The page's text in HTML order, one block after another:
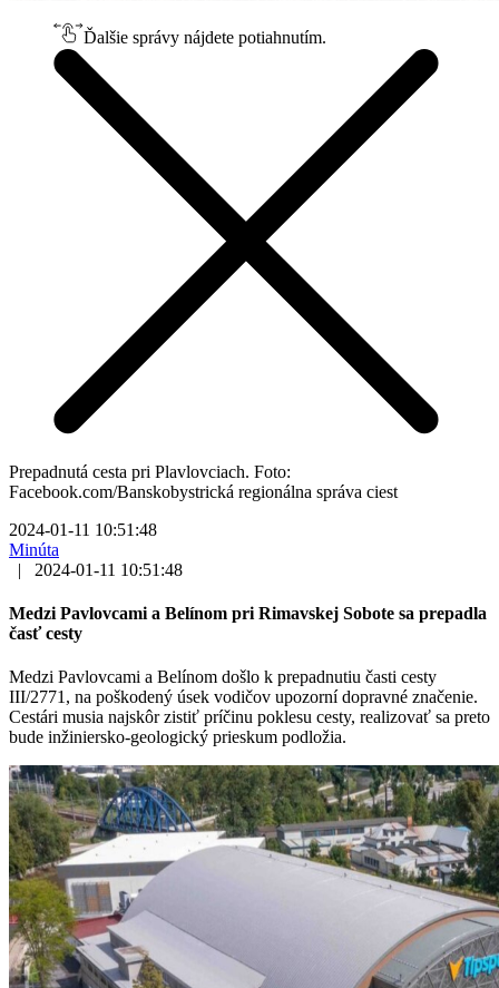
Ďalšie správy nájdete potiahnutím.
Prepadnutá cesta pri Plavlovciach. Foto:
Facebook.com/Banskobystrická regionálna správa ciest
2024-01-11 10:51:48
Minúta
|
2024-01-11 10:51:48
Medzi Pavlovcami a Belínom pri Rimavskej Sobote sa prepadla
časť cesty
Medzi Pavlovcami a Belínom došlo k prepadnutiu časti cesty
III/2771, na poškodený úsek vodičov upozorní dopravné značenie.
Cestári musia najskôr zistiť príčinu poklesu cesty, realizovať sa preto
bude inžiniersko-geologický prieskum podložia.